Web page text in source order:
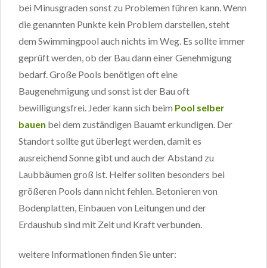
bei Minusgraden sonst zu Problemen führen kann. Wenn
die genannten Punkte kein Problem darstellen, steht
dem Swimmingpool auch nichts im Weg. Es sollte immer
geprüft werden, ob der Bau dann einer Genehmigung
bedarf. Große Pools benötigen oft eine
Baugenehmigung und sonst ist der Bau oft
bewilligungsfrei. Jeder kann sich beim Pool selber
bauen bei dem zuständigen Bauamt erkundigen. Der
Standort sollte gut überlegt werden, damit es
ausreichend Sonne gibt und auch der Abstand zu
Laubbäumen groß ist. Helfer sollten besonders bei
größeren Pools dann nicht fehlen. Betonieren von
Bodenplatten, Einbauen von Leitungen und der
Erdaushub sind mit Zeit und Kraft verbunden.
weitere Informationen finden Sie unter: